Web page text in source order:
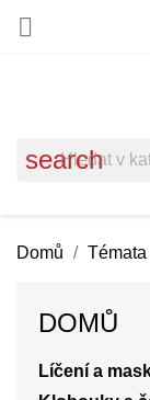

search
Domů Témata
DOMŮ
Líčení a